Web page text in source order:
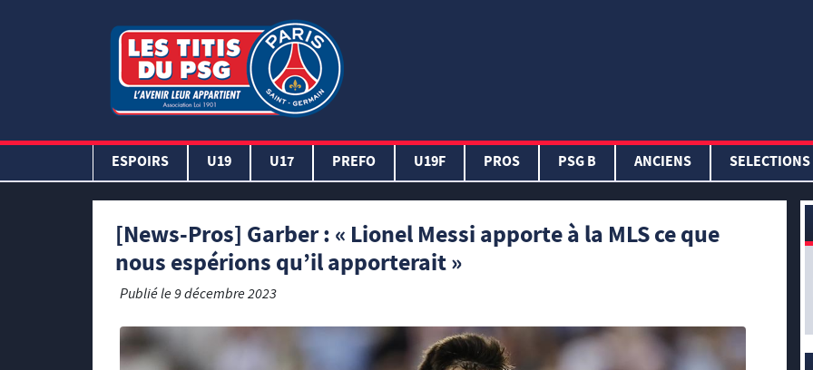
ESPOIRS U19 U17 PREFO U19F PROS PSG B ANCIENS SELECTIONS
[News-Pros] Garber : « Lionel Messi apporte à la MLS ce que
nous espérions qu’il apporterait »
Publié le9 décembre 2023